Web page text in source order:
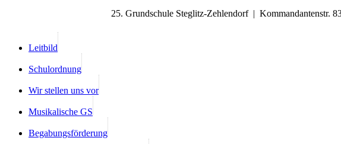
25. Grundschule Steglitz-Zehlendorf |
Leitbild
Schulordnung
Wir stellen uns vor
Musikalische GS
Begabungsförderung